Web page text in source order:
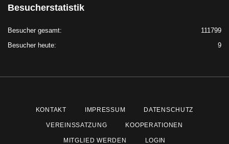
Besucherstatistik
111799
Besucher gesamt:
9
Besucher heute:
KONTAKT IMPRESSUM DATENSCHUTZ
VEREINSSATZUNG KOOPERATIONEN
MITGLIED WERDEN LOGIN